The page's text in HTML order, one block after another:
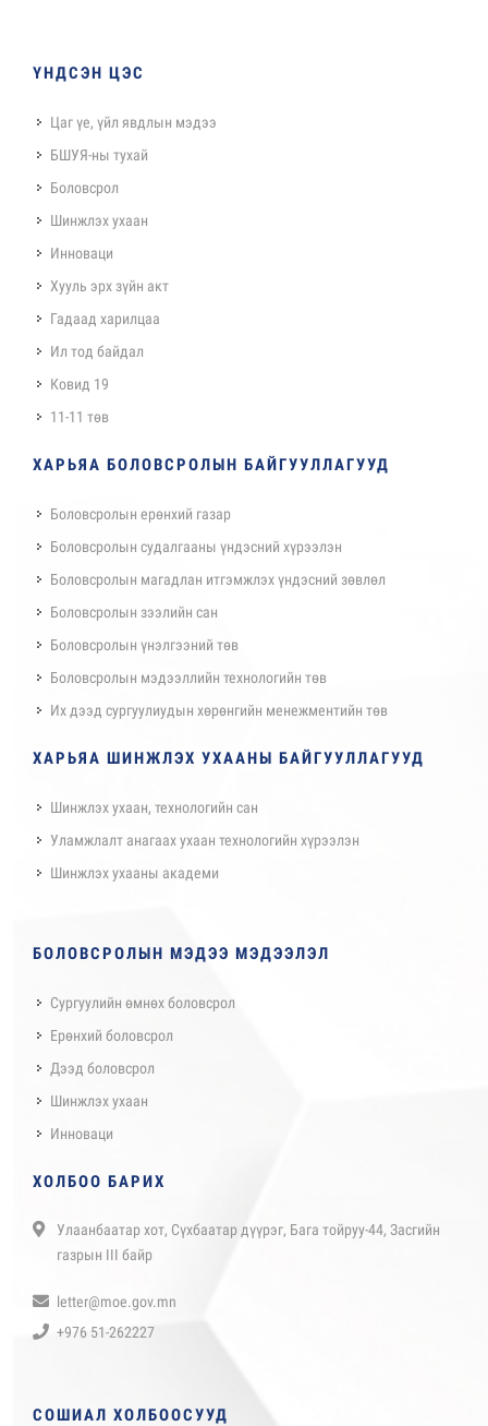
ҮНДСЭН ЦЭС
Цаг үе, үйл явдлын мэдээ
БШУЯ-ны тухай
Боловсрол
Шинжлэх ухаан
Инноваци
Хууль эрх зүйн акт
Гадаад харилцаа
Ил тод байдал
Ковид 19
11-11 төв
ХАРЬЯА БОЛОВСРОЛЫН БАЙГУУЛЛАГУУД
Боловсролын ерөнхий газар
Боловсролын судалгааны үндэсний хүрээлэн
Боловсролын магадлан итгэмжлэх үндэсний зөвлөл
Боловсролын зээлийн сан
Боловсролын үнэлгээний төв
Боловсролын мэдээллийн технологийн төв
Их дээд сургуулиудын хөрөнгийн менежментийн төв
ХАРЬЯА ШИНЖЛЭХ УХААНЫ БАЙГУУЛЛАГУУД
Шинжлэх ухаан, технологийн сан
Уламжлалт анагаах ухаан технологийн хүрээлэн
Шинжлэх ухааны академи
БОЛОВСРОЛЫН МЭДЭЭ МЭДЭЭЛЭЛ
Сургуулийн өмнөх боловсрол
Ерөнхий боловсрол
Дээд боловсрол
Шинжлэх ухаан
Инноваци
ХОЛБОО БАРИХ
Улаанбаатар хот, Сүхбаатар дүүрэг, Бага тойруу-44, Засгийн
газрын III байр
letter@moe.gov.mn
+976 51-262227
СОШИАЛ ХОЛБООСУУД